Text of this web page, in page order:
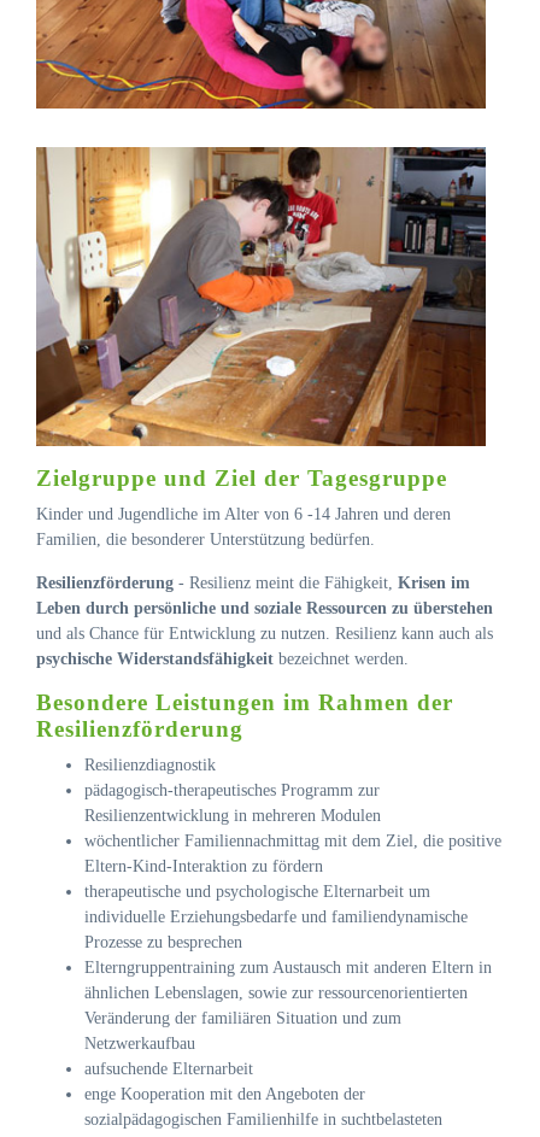
Zielgruppe und Ziel der Tagesgruppe
Kinder und Jugendliche im Alter von 6 -14 Jahren und deren
Familien, die besonderer Unterstützung bedürfen.
Resilienzförderung - Resilienz meint die Fähigkeit, Krisen im
Leben durch persönliche und soziale Ressourcen zu überstehen
und als Chance für Entwicklung zu nutzen. Resilienz kann auch als
psychische Widerstandsfähigkeit bezeichnet werden.
Besondere Leistungen im Rahmen der
Resilienzförderung
Resilienzdiagnostik
pädagogisch-therapeutisches Programm zur
Resilienzentwicklung in mehreren Modulen
wöchentlicher Familiennachmittag mit dem Ziel, die positive
Eltern-Kind-Interaktion zu fördern
therapeutische und psychologische Elternarbeit um
individuelle Erziehungsbedarfe und familiendynamische
Prozesse zu besprechen
Elterngruppentraining zum Austausch mit anderen Eltern in
ähnlichen Lebenslagen, sowie zur ressourcenorientierten
Veränderung der familiären Situation und zum
Netzwerkaufbau
aufsuchende Elternarbeit
enge Kooperation mit den Angeboten der
sozialpädagogischen Familienhilfe in suchtbelasteten